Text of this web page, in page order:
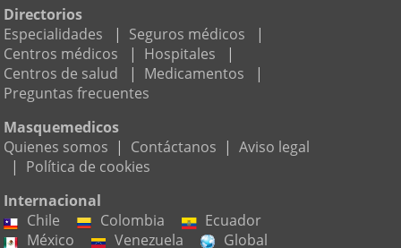
Directorios
Especialidades
| Seguros médicos
|
Centros médicos
| Hospitales
|
Centros de salud
| Medicamentos
|
Preguntas frecuentes
Masquemedicos
Quienes somos | Contáctanos | Aviso legal
| Política de cookies
Internacional
Chile
Colombia
Ecuador
México
Venezuela Global